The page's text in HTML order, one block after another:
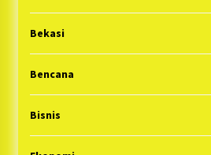
Bekasi
Bencana
Bisnis